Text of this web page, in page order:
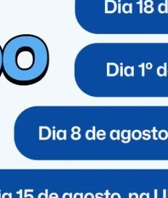
maiores sucessos, além de
primeiro DVD em Goiânia
de Henrique &
nacional.
“No pelo” (2017) e
Mendonça. Os portões do
e Cristiano encantar os
Simone Mendes, Luan